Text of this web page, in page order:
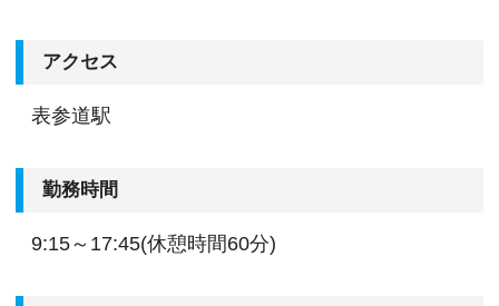
アクセス
表参道駅
勤務時間
9:15～17:45(休憩時間60分)